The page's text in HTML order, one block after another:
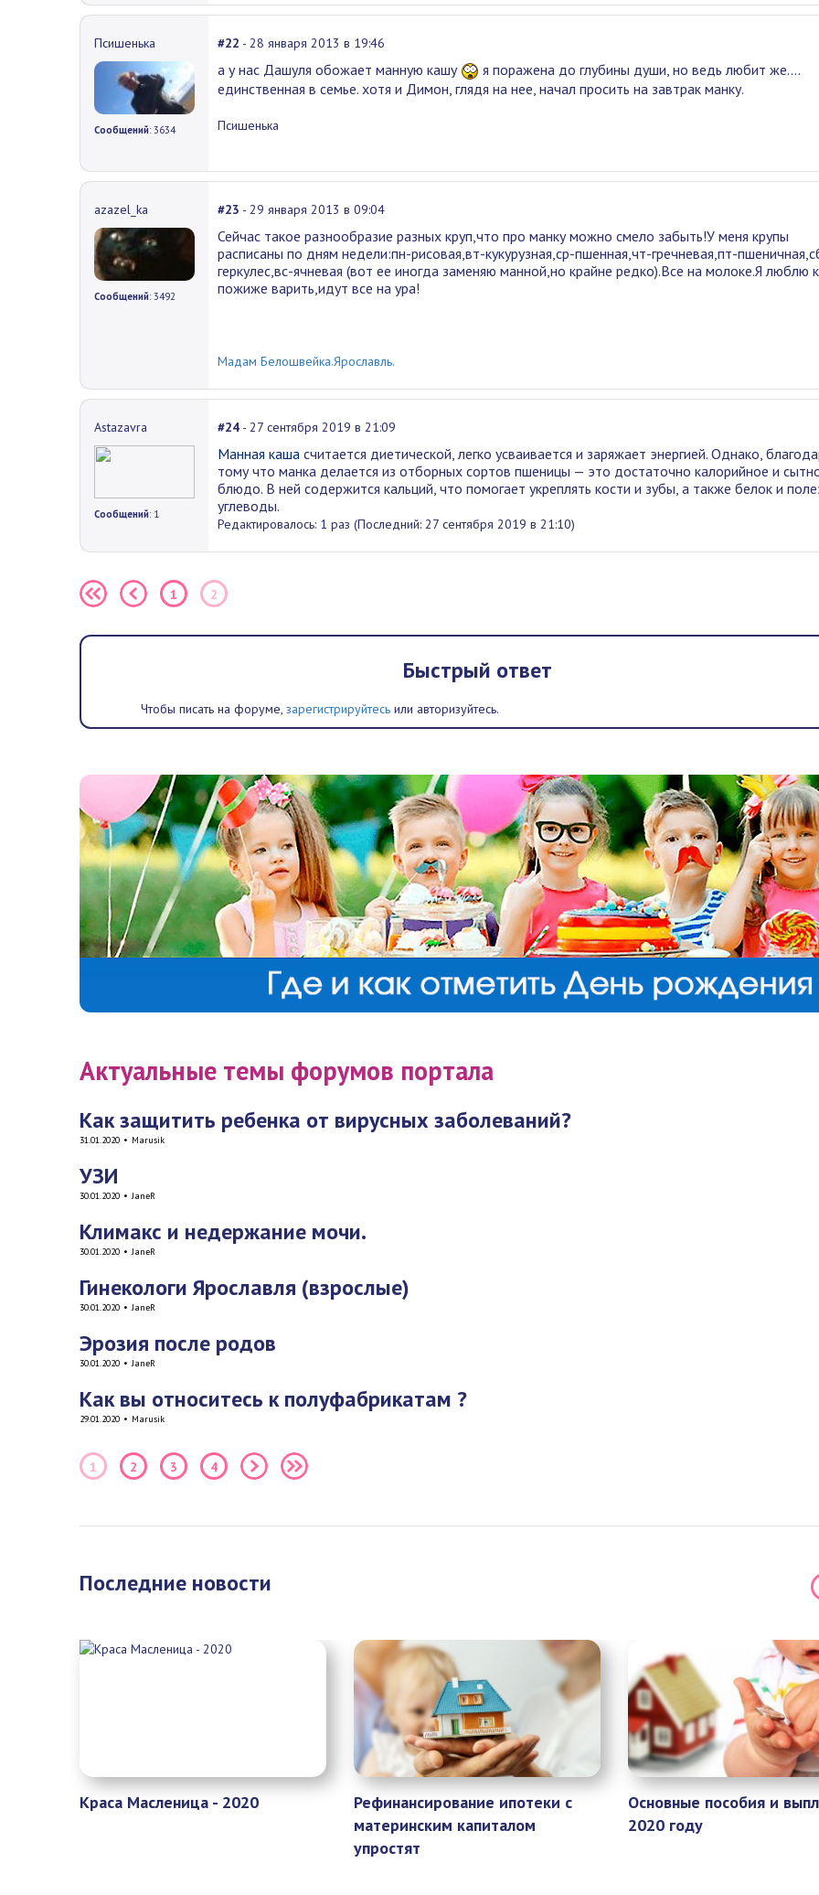
Псишенька
Сообщений: 3634
#22 - 28 января 2013 в 19:46
а у нас Дашуля обожает манную кашу
я поражена до глубины души, но ведь любит же....
единственная в семье. хотя и Димон, глядя на нее, начал просить на завтрак манку.
Псишенька
azazel_ka
Сообщений: 3492
#23 - 29 января 2013 в 09:04
Сейчас такое разнообразие разных круп,что про манку можно смело забыть!У меня крупы
расписаны по дням недели:пн-рисовая,вт-кукурузная,ср-пшенная,чт-гречневая,пт-
геркулес,вс-ячневая (вот ее иногда заменяю манной,но крайне редко).Все на молоке.Я люблю
пожиже варить,идут все на ура!
Мадам Белошвейка.Ярославль.
Astazavra
Сообщений: 1
#24 - 27 сентября 2019 в 21:09
Манная каша считается диетической, легко усваивается и заряжает энергией. Однако,
тому что манка делается из отборных сортов пшеницы — это достаточно калорийное и
блюдо. В ней содержится кальций, что помогает укреплять кости и зубы, а также белок и
углеводы.
Редактировалось: 1 раз (Последний: 27 сентября 2019 в 21:10)
1 2
Быстрый ответ
Чтобы писать на форуме, зарегистрируйтесь или авторизуйтесь.
Актуальные темы форумов портала
Как защитить ребенка от вирусных заболеваний?
31.01.2020 • Marusik
УЗИ
30.01.2020 • JaneR
Климакс и недержание мочи.
30.01.2020 • JaneR
Гинекологи Ярославля (взрослые)
30.01.2020 • JaneR
Эрозия после родов
30.01.2020 • JaneR
Как вы относитесь к полуфабрикатам ?
29.01.2020 • Marusik
1 2 3 4
Последние новости
Краса Масленица - 2020
Рефинансирование ипотеки с
материнским капиталом
упростят
Основные пособия и
2020 году